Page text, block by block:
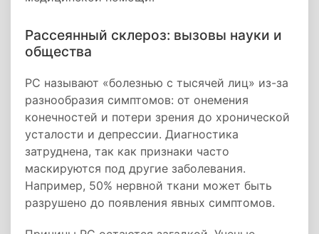
Рассеянный склероз: вызовы науки и
общества
РС называют «болезнью с тысячей лиц» из-за
разнообразия симптомов: от онемения
конечностей и потери зрения до хронической
усталости и депрессии. Диагностика
затруднена, так как признаки часто
маскируются под другие заболевания.
Например, 50% нервной ткани может быть
разрушено до появления явных симптомов.